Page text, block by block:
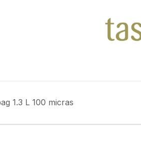
1.3 L 100 micras